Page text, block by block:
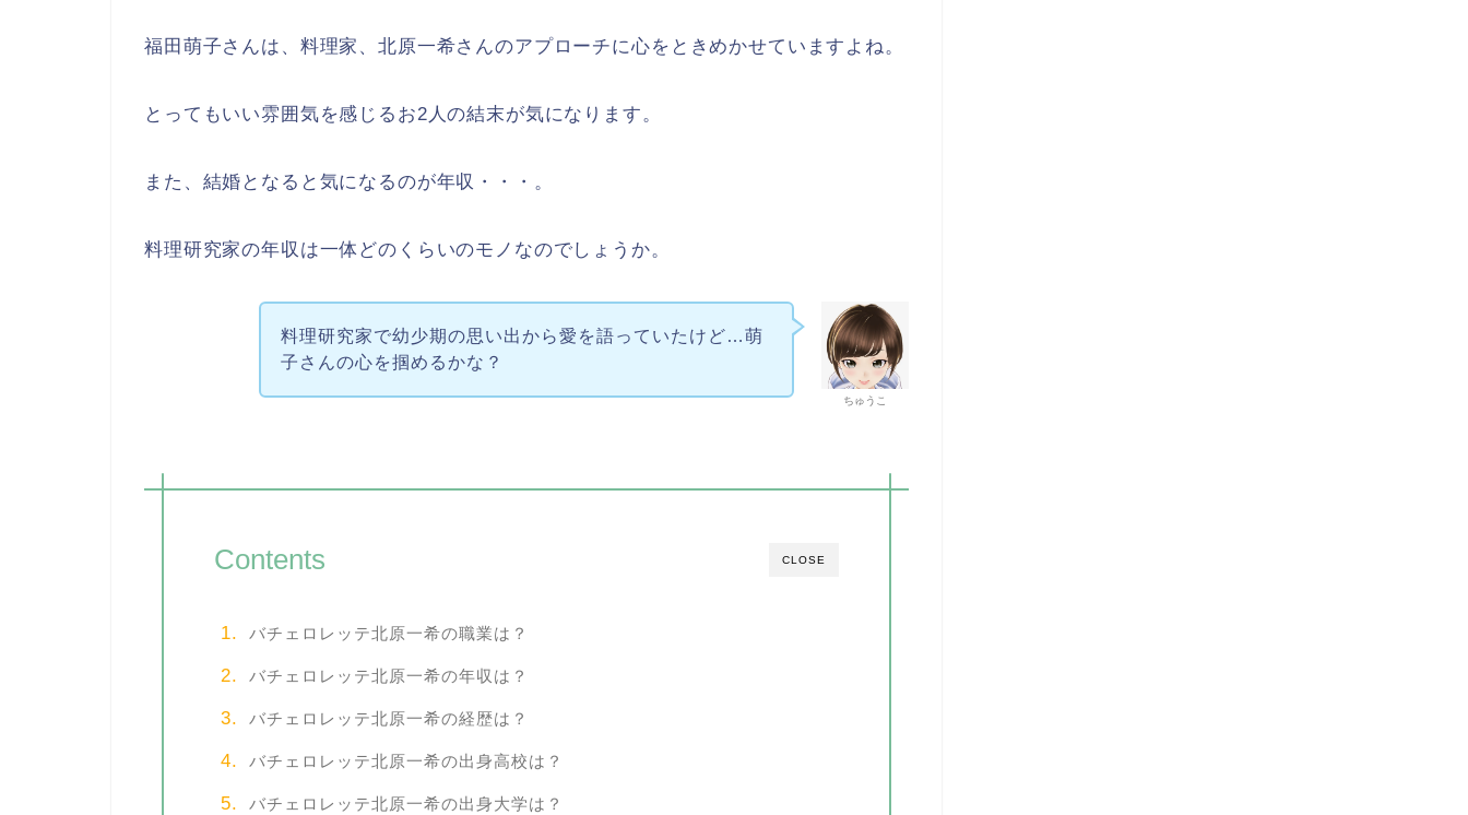
福田萌子さんは、料理家、北原一希さんのアプローチに心をときめかせていますよね。
とってもいい雰囲気を感じるお2人の結末が気になります。
また、結婚となると気になるのが年収・・・。
料理研究家の年収は一体どのくらいのモノなのでしょうか。
ちゅうこ
料理研究家で幼少期の思い出から愛を語っていたけど…萌
子さんの心を掴めるかな？
CLOSE
Contents
バチェロレッテ北原一希の職業は？
バチェロレッテ北原一希の年収は？
バチェロレッテ北原一希の経歴は？
バチェロレッテ北原一希の出身高校は？
バチェロレッテ北原一希の出身大学は？